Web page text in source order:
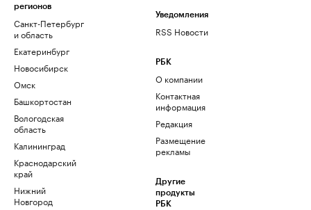
регионов
Санкт-Петербург
и область
Екатеринбург
Новосибирск
Омск
Башкортостан
Вологодская
область
Калининград
Краснодарский
край
Нижний
Новгород
Уведомления
RSS Новости
РБК
О компании
Контактная
информация
Редакция
Размещение
рекламы
Другие
продукты
РБК